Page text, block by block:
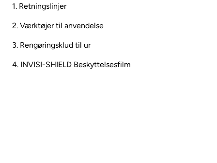
1. Retningslinjer
2. Værktøjer til anvendelse
3. Rengøringsklud til ur
4. INVISI-SHIELD Beskyttelsesfilm